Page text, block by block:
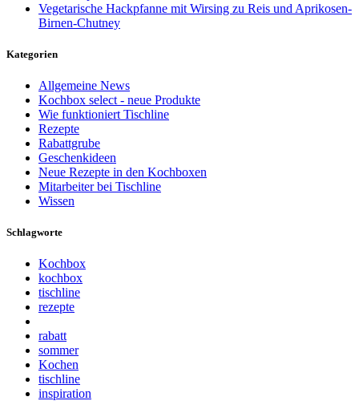
Vegetarische Hackpfanne mit Wirsing zu Reis und Aprikosen-
Birnen-Chutney
Kategorien
Allgemeine News
Kochbox select - neue Produkte
Wie funktioniert Tischline
Rezepte
Rabattgrube
Geschenkideen
Neue Rezepte in den Kochboxen
Mitarbeiter bei Tischline
Wissen
Schlagworte
Kochbox
kochbox
tischline
rezepte
rabatt
sommer
Kochen
tischline
inspiration